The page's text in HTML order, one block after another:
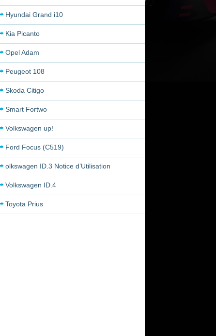
Hyundai Grand i10
Kia Picanto
Opel Adam
Peugeot 108
Skoda Citigo
Smart Fortwo
Volkswagen up!
Ford Focus (C519)
olkswagen ID.3 Notice d’Utilisation
Volkswagen ID.4
Toyota Prius